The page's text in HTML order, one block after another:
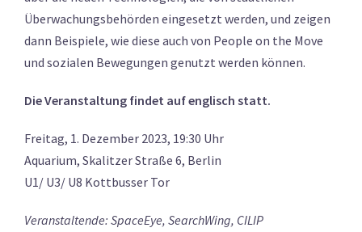
Überwachungsbehörden eingesetzt werden, und zeigen
dann Beispiele, wie diese auch von People on the Move
und sozialen Bewegungen genutzt werden können.
Die Veranstaltung findet auf englisch statt.
Freitag, 1. Dezember 2023, 19:30 Uhr
Aquarium, Skalitzer Straße 6, Berlin
U1/ U3/ U8 Kottbusser Tor
Veranstaltende: SpaceEye, SearchWing, CILIP